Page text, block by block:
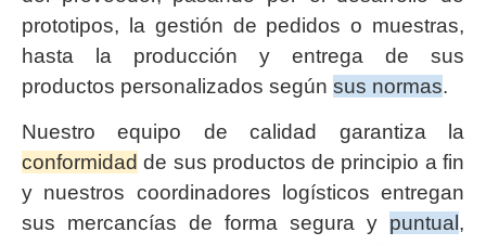
prototipos, la gestión de pedidos o muestras,
hasta la producción y entrega de sus
productos personalizados según sus normas.
Nuestro equipo de calidad garantiza la
conformidad de sus productos de principio a fin
y nuestros coordinadores logísticos entregan
sus mercancías de forma segura y puntual ,